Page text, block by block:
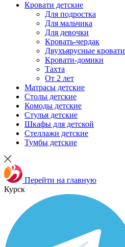
Кровати детские
Для подростка
Для мальчика
Для девочки
Кровать-чердак
Двухъярусные кровати
Кровати-домики
Тахта
От 2 лет
Матрасы детские
Столы детские
Комоды детские
Стулья детские
Шкафы для детской
Стеллажи детские
Тумбы детские
Перейти на главную
Курск